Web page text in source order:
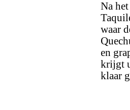
Na
waar
en
krijgt
klaar